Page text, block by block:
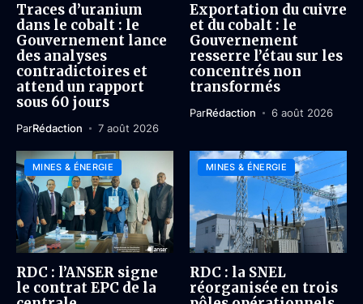
Traces d’uranium
dans le cobalt : le
Gouvernement lance
des analyses
contradictoires et
attend un rapport
sous 60 jours
ParRédaction 7 août 2026
Exportation du cuivre
et du cobalt : le
Gouvernement
resserre l’étau sur les
concentrés non
transformés
ParRédaction 6 août 2026
MINES & ÉNERGIE
RDC : l’ANSER signe
le contrat EPC de la
MINES & ÉNERGIE
RDC : la SNEL
réorganisée en trois